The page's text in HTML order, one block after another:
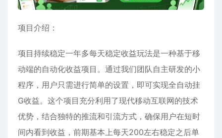
项目介绍：
项目持续稳定一年多每天稳定收益玩法是一种基于移
动端的自动化收益项目。通过我们团队自主研发的小
程序，用户只需进行简单的设置，即可实现全自动挂
G收益。这个项目充分利用了现代移动互联网的技术
优势，结合独特的推流和引流方式，确保用户在短时
间内看到收益，前期基本上每天200左右稳定之后单